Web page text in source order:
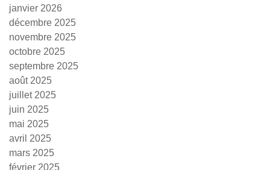
janvier 2026
décembre 2025
novembre 2025
octobre 2025
septembre 2025
août 2025
juillet 2025
juin 2025
mai 2025
avril 2025
mars 2025
février 2025